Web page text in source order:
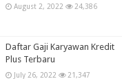
August 2, 2022 24,386
Daftar Gaji Karyawan Kredit
Plus Terbaru
July 26, 2022 21,347